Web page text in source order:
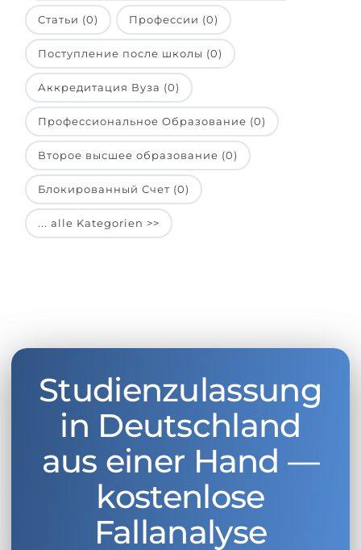
Статьи (0) Профессии (0)
Поступление после школы (0)
Аккредитация Вуза (0)
Профессиональное Образование (0)
Второе высшее образование (0)
Блокированный Счет (0)
... alle Kategorien >>
Studienzulassung
in Deutschland
aus einer Hand —
kostenlose
Fallanalyse